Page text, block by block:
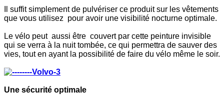
Il suffit simplement de pulvériser ce produit sur les vêtements
que vous utilisez pour avoir une visibilité nocturne optimale.
Le vélo peut aussi être couvert par cette peinture invisible
qui se verra à la nuit tombée, ce qui permettra de sauver des
vies, tout en ayant la possibilité de faire du vélo même le soir.
Une sécurité optimale